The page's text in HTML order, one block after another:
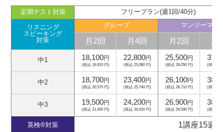
定期テスト対策 フリープラン(週1回/40分)
リスニング
スピーキング
対策
グループ マンツーマン
月2回 月4回 月2回
中1 18,100円
(税込 19,910 円)
22,800円
(税込 25,080 円)
25,500円
(税込 28,050 円) (税込
中2 18,700円
(税込 20,570 円)
23,400円
(税込 25,740 円)
26,100円
(税込 28,710 円) (税込
中3 19,500円
(税込 21,450 円)
24,200円
(税込 26,620 円)
26,900円
(税込 29,590 円) (税込
英検®対策 1講座15週